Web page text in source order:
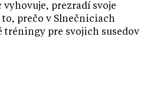
prezradí svoje
to, prečo v Slnečniciach
tréningy pre svojich susedov